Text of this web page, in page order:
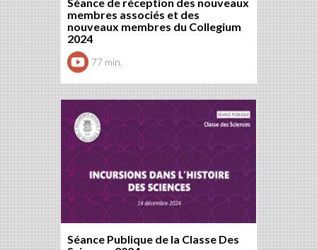
membres associés et des
nouveaux membres du Collegium
2024
77 min.
Séance Publique de la Classe Des